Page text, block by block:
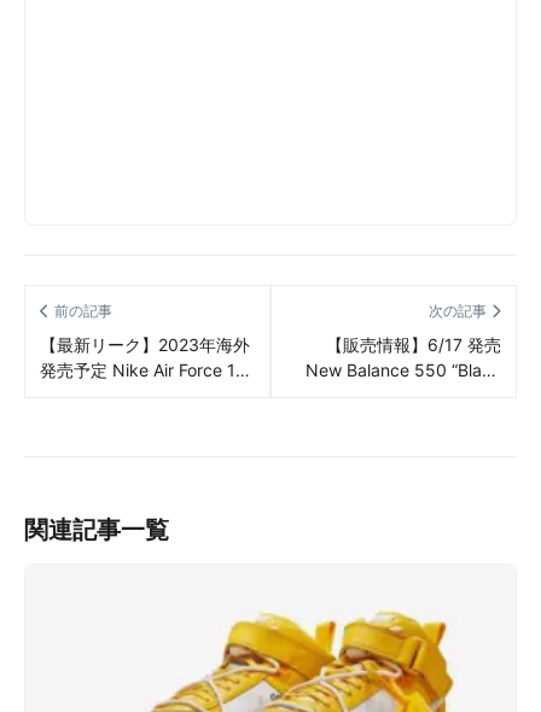
前の記事
【最新リーク】2023年海外
発売予定 Nike Air Force 1
次の記事
【販売情報】6/17 発売
New Balance 550 “Black
関連記事一覧